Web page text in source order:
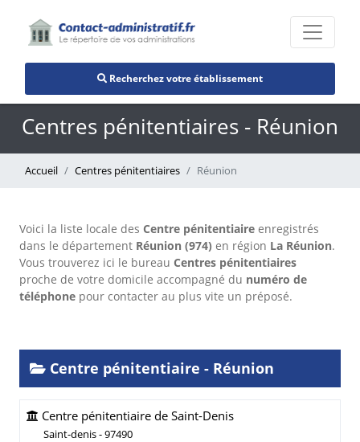
Recherchez votre établissement
Centres pénitentiaires - Réunion
Accueil Centres pénitentiaires Réunion
Voici la liste locale des Centre pénitentiaire enregistrés
dans le département Réunion (974) en région La Réunion.
Vous trouverez ici le bureau Centres pénitentiaires
proche de votre domicile accompagné du numéro de
téléphone pour contacter au plus vite un préposé.
Centre pénitentiaire - Réunion
Centre pénitentiaire de Saint-Denis
Saint-denis - 97490